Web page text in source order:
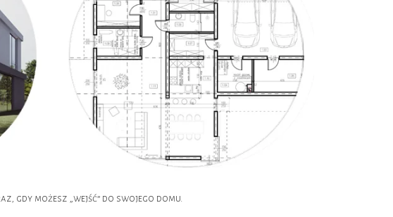
gdy możesz „wejść” do swojego domu.